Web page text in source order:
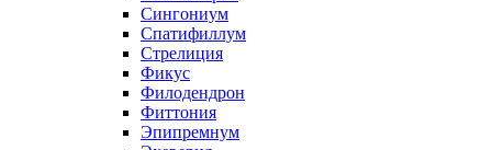
Сингониум
Спатифиллум
Стрелиция
Фикус
Филодендрон
Фиттония
Эпипремнум